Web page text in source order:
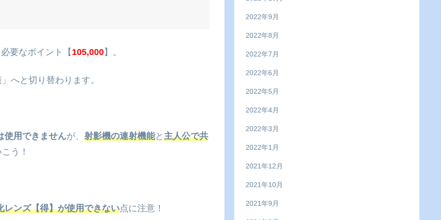
要なポイント【 105,000】。
へと切り替わります。
使用できませんが、 射影機の連射機能と 主人公で共
う！
レンズ【得】が使用できない点に注意！
2022年9月
2022年8月
2022年7月
2022年6月
2022年5月
2022年4月
2022年3月
2022年1月
2021年12月
2021年10月
2021年9月